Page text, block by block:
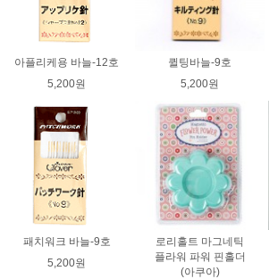
아플리케용 바늘-12호
5,200원
퀼팅바늘-9호
5,200원
패치워크 바늘-9호
5,200원
로리홀트 마그네틱
플라워 파워 핀홀더
(아쿠아)